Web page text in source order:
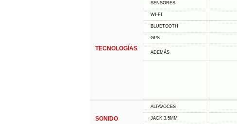
TECNOLOGÍAS
SENSORES
WI-FI
BLUETOOTH
GPS
ADEMÁS
SONIDO
ALTAVOCES
JACK 3,5MM